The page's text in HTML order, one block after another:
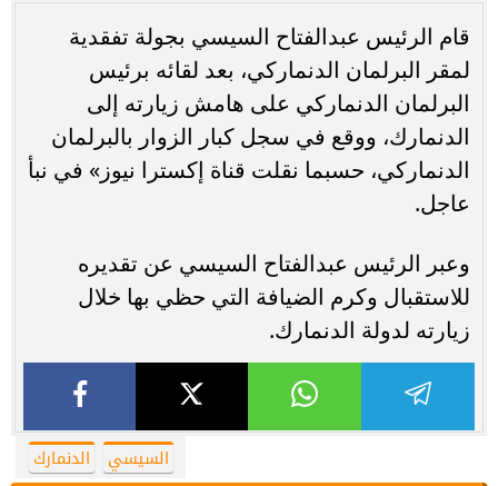
قام الرئيس عبدالفتاح السيسي بجولة تفقدية
لمقر البرلمان الدنماركي، بعد لقائه برئيس
البرلمان الدنماركي على هامش زيارته إلى
الدنمارك، ووقع في سجل كبار الزوار بالبرلمان
الدنماركي، حسبما نقلت قناة إكسترا نيوز» في نبأ
عاجل.
وعبر الرئيس عبدالفتاح السيسي عن تقديره
للاستقبال وكرم الضيافة التي حظي بها خلال
زيارته لدولة الدنمارك.
السيسي الدنمارك